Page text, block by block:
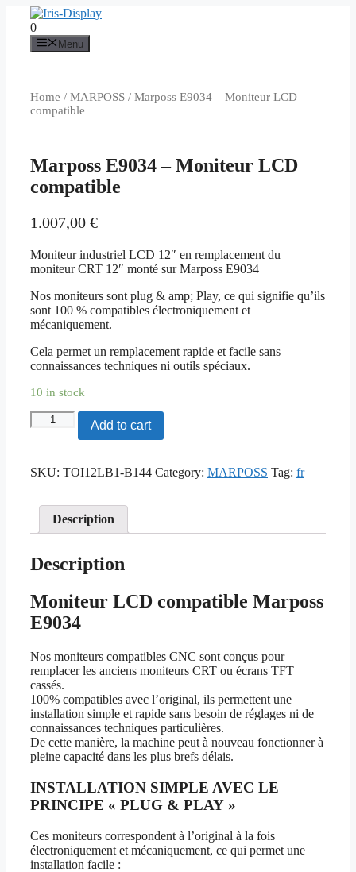
contenu
0
Menu
Home / MARPOSS / Marposs E9034 – Moniteur LCD
compatible
Marposs E9034 – Moniteur LCD
compatible
1.007,00 €
Moniteur industriel LCD 12″ en remplacement du
moniteur CRT 12″ monté sur Marposs E9034
Nos moniteurs sont plug & amp; Play, ce qui signifie qu’ils
sont 100 % compatibles électroniquement et
mécaniquement.
Cela permet un remplacement rapide et facile sans
connaissances techniques ni outils spéciaux.
10 in stock
Marposs
E9034
LCD
quantity
Add to cart
SKU: TOI12LB1-B144 Category: MARPOSS Tag: fr
Description
Description
Moniteur LCD compatible Marposs
E9034
Nos moniteurs compatibles CNC sont conçus pour
remplacer les anciens moniteurs CRT ou écrans TFT
cassés.
100% compatibles avec l’original, ils permettent une
installation simple et rapide sans besoin de réglages ni de
connaissances techniques particulières.
De cette manière, la machine peut à nouveau fonctionner à
pleine capacité dans les plus brefs délais.
INSTALLATION SIMPLE AVEC LE
PRINCIPE « PLUG & PLAY »
Ces moniteurs correspondent à l’original à la fois
électroniquement et mécaniquement, ce qui permet une
installation facile :